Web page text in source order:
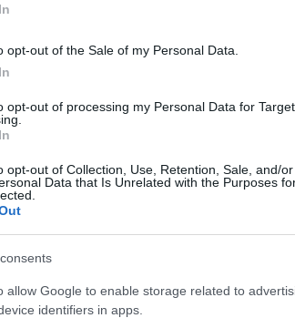
opt-out of the Sale of my Personal Data.
opt-out of processing my Personal Data for
opt-out of Collection, Use, Retention, Sale, and/
Data that Is Unrelated with the Purposes
allow Google to enable storage related to
identifiers in apps.
λαχανικά
σας
καλοκαιριού
Τα